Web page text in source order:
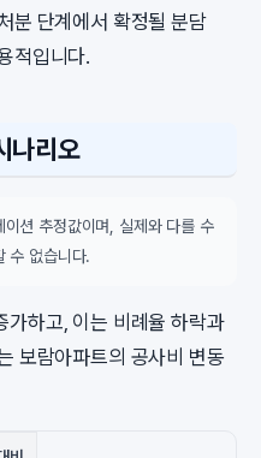
분 단계에서 확정될 분담
적입니다.
나리오
션 추정값이며, 실제와 다를 수
수 없습니다.
가하고, 이는 비례율 하락과
보람아파트의 공사비 변동